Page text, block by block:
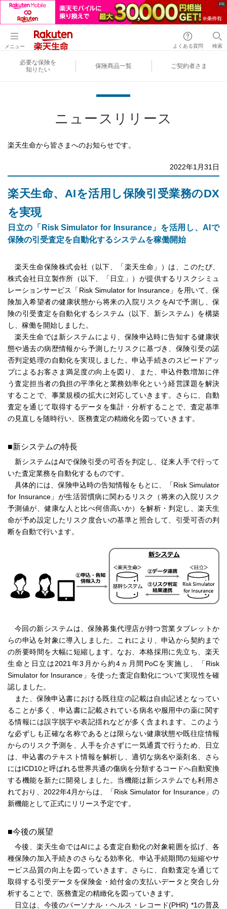
メニュー よくある質問 検索
必要な保険を
知りたい
保険商品一覧 ご契約者さま
ニュースリリース
楽天生命から皆さまへのお知らせです。
2022年1月31日
楽天生命、AIを活用し保険引受業務のDX
を実現
日立の「Risk Simulator for Insurance」を活用し、AIで
保険の引受査定を自動化するシステムを稼働開始
楽天生命保険株式会社（以下、「楽天生命」）は、このたび、
株式会社日立製作所（以下、「日立」）が提供するリスクシミュ
レーションサービス「Risk Simulator for Insurance」を用いて、保
険加入希望者の健康状態から将来の入院リスクをAIで予測し、保
険の引受査定を自動化するシステム（以下、新システム）を構築
し、稼働を開始しました。
楽天生命では新システムにより、保険申込時に告知する健康状
態や過去の病歴情報から予測したリスクに基づき、保険引受の諾
否判定処理の自動化を実現しました。申込手続きのスピードアッ
プによるお客さま満足度の向上を図り、また、申込件数増加に伴
う査定担当者の負担の平準化と業務効率化という経営課題を解決
することで、事業規模の拡大に対応していきます。さらに、自動
査定を通じて取得するデータを集計・分析することで、査定基準
の見直しを随時行い、医務査定の精緻化を図っていきます。
■新システムの特長
新システムはAIで保険引受の可否を判定し、従来人手で行って
いた査定業務を自動化するものです。
具体的には、保険申込時の告知情報をもとに、「Risk Simulator
for Insurance」が生活習慣病に関わるリスク（将来の入院リスク
予測値が、健康な人と比べ何倍高いか）を解析・判定し、楽天生
命が予め設定したリスク度合いの基準と照合して、引受可否の判
断を自動で行います。
今回の新システムは、保険募集代理店が持つ営業タブレットか
らの申込を対象に導入しました。これにより、申込から契約まで
の所要時間を大幅に短縮します。なお、本格採用に先立ち、楽天
生命と日立は2021年3月から約4ヵ月間PoCを実施し、「Risk
Simulator for Insurance」を使った査定自動化について実現性を確
認しました。
また、保険申込書における既往症の記載は自由記述となってい
ることが多く、申込書に記載されている病名や服用中の薬に関す
る情報には誤字脱字や表記揺れなどが多く含まれます。このよう
な必ずしも正確な名称であるとは限らない健康状態や既往症情報
からのリスク予測を、人手を介さずに一気通貫で行うため、日立
は、申込書のテキスト情報を解析し、適切な病名や薬剤名、さら
にはICD10と呼ばれる世界共通の傷病を分類するコードへ自動変換
する機能を新たに開発しました。当機能は新システムでも利用さ
れており、2022年4月からは、「Risk Simulator for Insurance」の
新機能として正式にリリース予定です。
■今後の展望
今後、楽天生命ではAIによる査定自動化の対象範囲を拡げ、各
種保険の加入手続きのさらなる効率化、申込手続期間の短縮やサ
ービス品質の向上を図っていきます。さらに、自動査定を通じて
取得する引受データを保険金・給付金の支払いデータと突合し分
析することで、医務査定の精緻化を図っていきます。
日立は、今後のパーソナル・ヘルス・レコード(PHR) *1の普及